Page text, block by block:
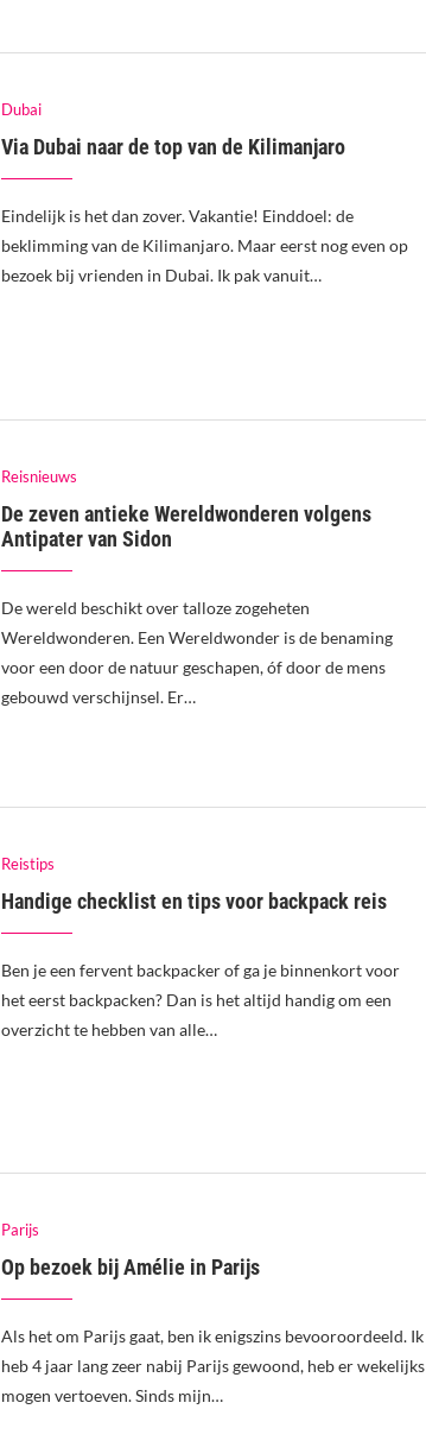
Dubai
Via Dubai naar de top van de Kilimanjaro
Eindelijk is het dan zover. Vakantie! Einddoel: de
beklimming van de Kilimanjaro. Maar eerst nog even op
bezoek bij vrienden in Dubai. Ik pak vanuit…
Reisnieuws
De zeven antieke Wereldwonderen volgens
Antipater van Sidon
De wereld beschikt over talloze zogeheten
Wereldwonderen. Een Wereldwonder is de benaming
voor een door de natuur geschapen, óf door de mens
gebouwd verschijnsel. Er…
Reistips
Handige checklist en tips voor backpack reis
Ben je een fervent backpacker of ga je binnenkort voor
het eerst backpacken? Dan is het altijd handig om een
overzicht te hebben van alle…
Parijs
Op bezoek bij Amélie in Parijs
Als het om Parijs gaat, ben ik enigszins bevooroordeeld. Ik
heb 4 jaar lang zeer nabij Parijs gewoond, heb er wekelijks
mogen vertoeven. Sinds mijn…